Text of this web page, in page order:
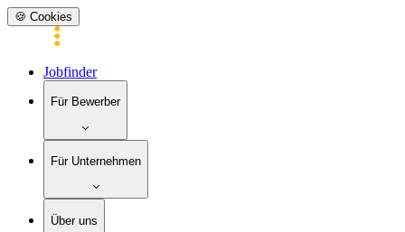
🍪 Cookies
Jobfinder
Für Bewerber
Für Unternehmen
Über uns